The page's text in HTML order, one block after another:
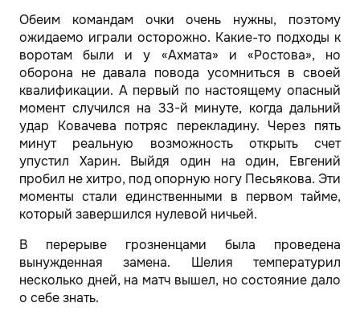
Обеим командам очки очень нужны, поэтому
ожидаемо играли осторожно. Какие-то подходы к
воротам были и у «Ахмата» и «Ростова», но
оборона не давала повода усомниться в своей
квалификации. А первый по настоящему опасный
момент случился на 33-й минуте, когда дальний
удар Ковачева потряс перекладину. Через пять
минут реальную возможность открыть счет
упустил Харин. Выйдя один на один, Евгений
пробил не хитро, под опорную ногу Песьякова. Эти
моменты стали единственными в первом тайме,
который завершился нулевой ничьей.
В перерыве грозненцами была проведена
вынужденная замена. Шелия температурил
несколько дней, на матч вышел, но состояние дало
о себе знать.